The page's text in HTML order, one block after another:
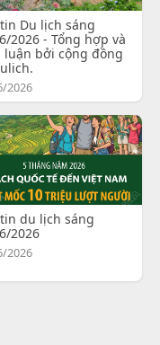
Du lịch sáng
2026 - Tổng hợp và
luận bởi cộng đồng
2026
du lịch sáng
2026
2026